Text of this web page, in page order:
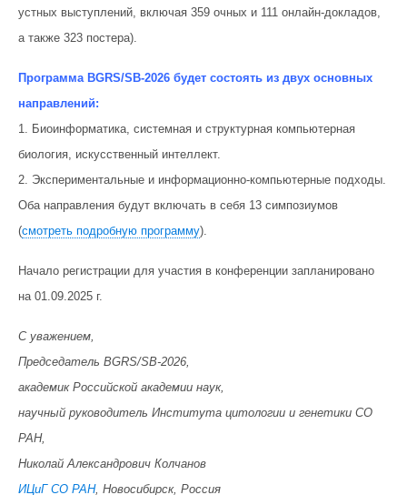
устных выступлений, включая 359 очных и 111 онлайн-докладов,
а также 323 постера).
Программа BGRS/SB-2026 будет состоять из двух основных
направлений:
1. Биоинформатика, системная и структурная компьютерная
биология, искусственный интеллект.
2. Экспериментальные и информационно-компьютерные подходы.
Оба направления будут включать в себя 13 симпозиумов
(смотреть подробную программу).
Начало регистрации для участия в конференции запланировано
на 01.09.2025 г.
С уважением,
Председатель BGRS/SB-2026,
академик Российской академии наук,
научный руководитель Института цитологии и генетики СО
РАН,
Николай Александрович Колчанов
ИЦиГ СО РАН, Новосибирск, Россия